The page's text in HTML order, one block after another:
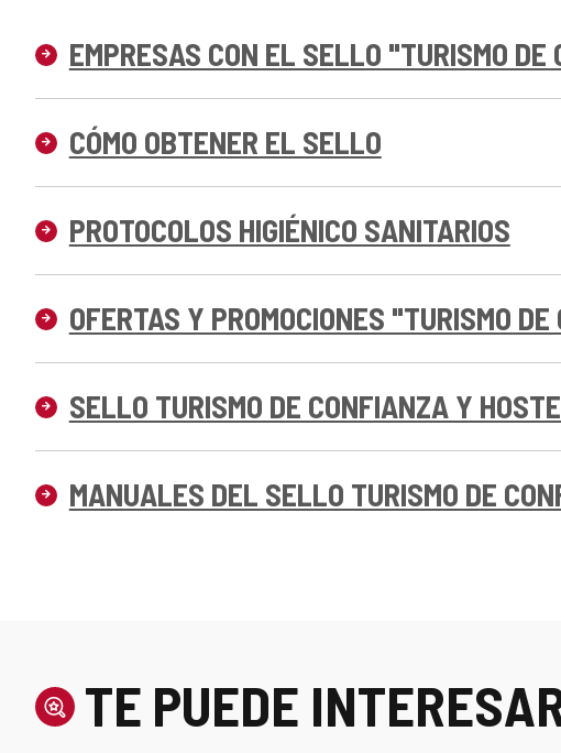
EMPRESAS CON EL SELLO "TURISMO DE
CÓMO OBTENER EL SELLO
PROTOCOLOS HIGIÉNICO SANITARIOS
OFERTAS Y PROMOCIONES "TURISMO
SELLO TURISMO DE CONFIANZA Y
MANUALES DEL SELLO TURISMO DE
TE PUEDE